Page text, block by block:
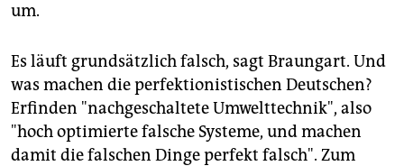
um.
Es läuft grundsätzlich falsch, sagt Braungart. Und
was machen die perfektionistischen Deutschen?
Erfinden "nachgeschaltete Umwelttechnik", also
"hoch optimierte falsche Systeme, und machen
damit die falschen Dinge perfekt falsch". Zum